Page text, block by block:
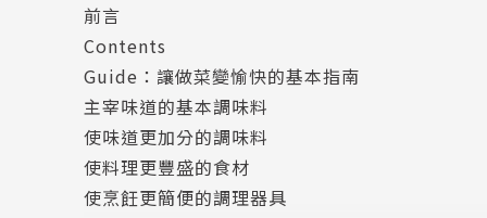
Guide讓做菜變愉快的基本指南
使用親自購買來的器具和新鮮的食材，製作出美
嘗料理的人都一定能感受到滿滿的幸福。偶爾使
小確幸。
Part 1平凡的一天，為日常生活增添暖意的今日特
相信每個人都有因為吃到美味料理而一整天心情
前言
Contents
Guide：讓做菜變愉快的基本指南
主宰味道的基本調味料
使味道更加分的調味料
使料理更豐盛的食材
使烹飪更簡便的調理器具